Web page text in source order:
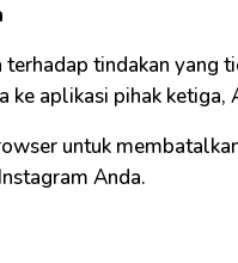
tindakan yang
ke aplikasi pihak ketiga,
untuk
Anda.